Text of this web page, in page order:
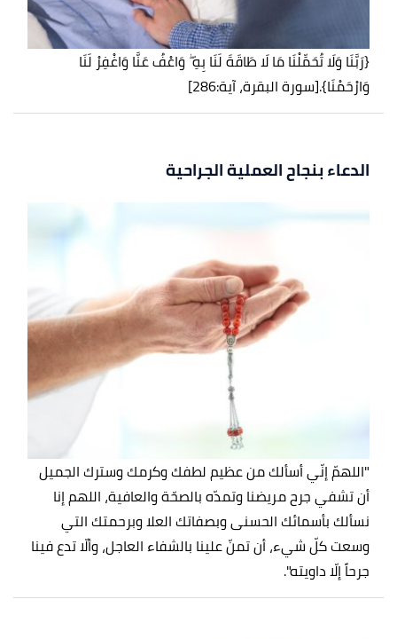
{رَبَّنَا وَلَا تُحَمِّلْنَا مَا لَا طَاقَةَ لَنَا بِهِ ۖ وَاعْفُ عَنَّا وَاغْفِرْ لَنَا
وَارْحَمْنَا}.[سورة البقرة، آية:286]
الدعاء بنجاح العملية الجراحية
"اللهمّ إنّي أسألك من عظيم لطفك وكرمك وسترك الجميل
أن تشفي جرح مريضنا وتمدّه بالصحّة والعافية، اللهم إنا
نسألك بأسمائك الحسنى وبصفاتك العلا وبرحمتك التي
وسعت كلّ شيء، أن تمنّ علينا بالشفاء العاجل، وألّا تدع فينا
جرحاً إلّا داويته".